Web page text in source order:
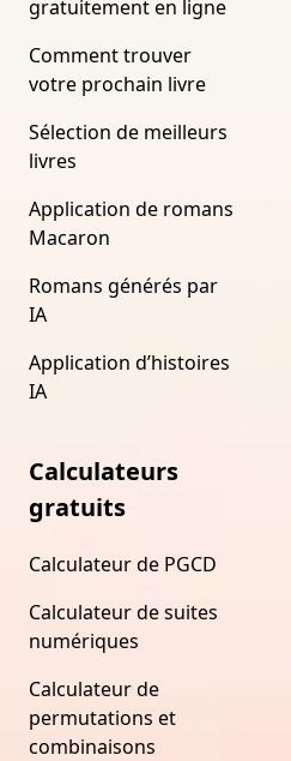
gratuitement en ligne
Comment trouver
votre prochain livre
Sélection de meilleurs
livres
Application de romans
Macaron
Romans générés par
IA
Application d’histoires
IA
Calculateurs
gratuits
Calculateur de PGCD
Calculateur de suites
numériques
Calculateur de
permutations et
combinaisons